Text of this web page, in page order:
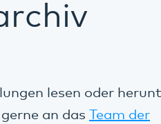
lesen oder
an das
Team der